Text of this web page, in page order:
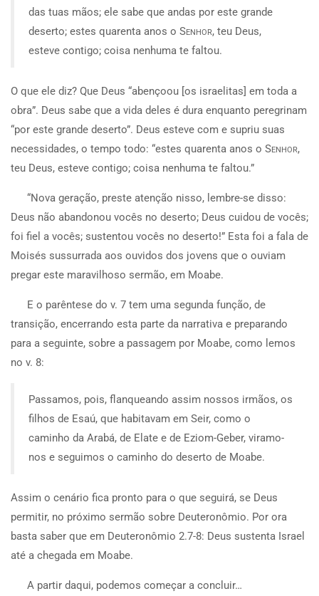
das tuas mãos; ele sabe que andas por este grande
deserto; estes quarenta anos o Senhor, teu Deus,
esteve contigo; coisa nenhuma te faltou.
O que ele diz? Que Deus “abençoou [os israelitas] em toda a
obra”. Deus sabe que a vida deles é dura enquanto peregrinam
“por este grande deserto”. Deus esteve com e supriu suas
necessidades, o tempo todo: “estes quarenta anos o Senhor,
teu Deus, esteve contigo; coisa nenhuma te faltou.”
“Nova geração, preste atenção nisso, lembre-se disso:
Deus não abandonou vocês no deserto; Deus cuidou de vocês;
foi fiel a vocês; sustentou vocês no deserto!” Esta foi a fala de
Moisés sussurrada aos ouvidos dos jovens que o ouviam
pregar este maravilhoso sermão, em Moabe.
E o parêntese do v. 7 tem uma segunda função, de
transição, encerrando esta parte da narrativa e preparando
para a seguinte, sobre a passagem por Moabe, como lemos
no v. 8:
Passamos, pois, flanqueando assim nossos irmãos, os
filhos de Esaú, que habitavam em Seir, como o
caminho da Arabá, de Elate e de Eziom-Geber, viramo-
nos e seguimos o caminho do deserto de Moabe.
Assim o cenário fica pronto para o que seguirá, se Deus
permitir, no próximo sermão sobre Deuteronômio. Por ora
basta saber que em Deuteronômio 2.7-8: Deus sustenta Israel
até a chegada em Moabe.
A partir daqui, podemos começar a concluir…